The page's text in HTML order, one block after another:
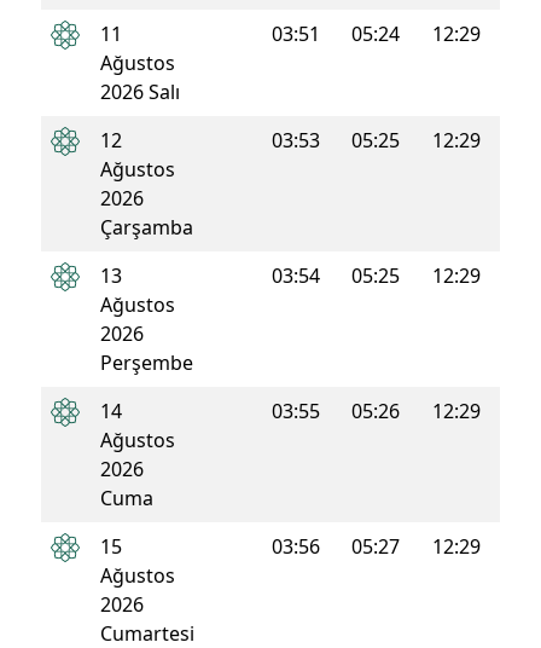
11
Ağustos
2026 Salı
03:51 05:24 12:29
12
Ağustos
2026
Çarşamba
03:53 05:25 12:29
13
Ağustos
2026
Perşembe
03:54 05:25 12:29
14
Ağustos
2026
Cuma
03:55 05:26 12:29
15
Ağustos
2026
Cumartesi
03:56 05:27 12:29